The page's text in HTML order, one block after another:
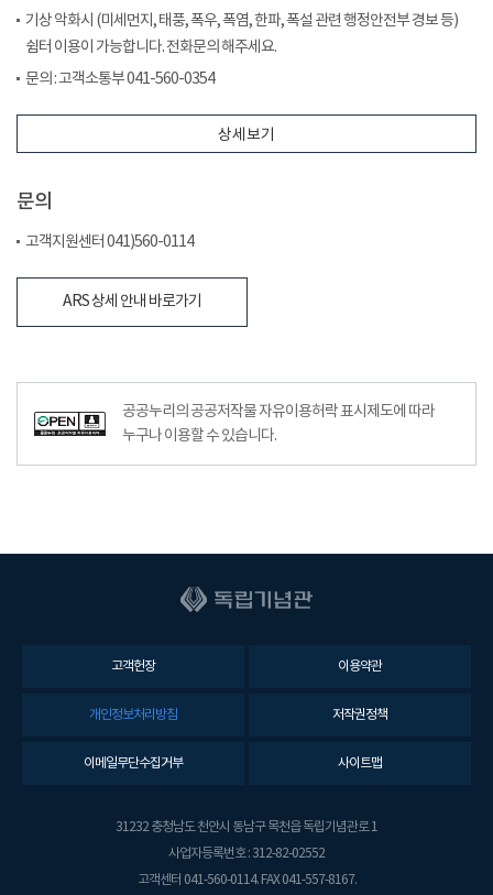
기상 악화시 (미세먼지, 태풍, 폭우, 폭염, 한파, 폭설 관련 행정안전부 경보 등)
쉼터 이용이 가능합니다. 전화문의 해주세요.
문의 : 고객소통부 041-560-0354
상세보기
문의
고객지원센터 041)560-0114
ARS 상세 안내 바로가기
공공누리공공저작물자유이용허락–출처표시이미지
공공누리의 공공저작물 자유이용허락 표시제도에 따라
누구나 이용할 수 있습니다.
고객헌장 이용약관
개인정보처리방침 저작권정책
이메일무단수집거부 사이트맵
31232 충청남도 천안시 동남구 목천읍 독립기념관로 1
사업자등록번호 : 312-82-02552
고객센터 041-560-0114. FAX 041-557-8167.